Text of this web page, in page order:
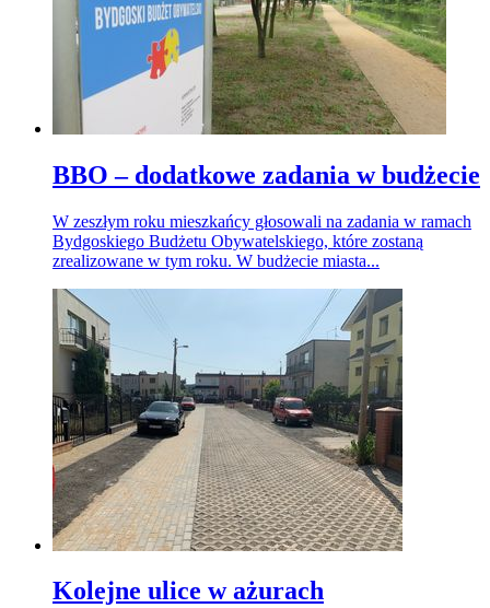
BBO – dodatkowe zadania w budżecie
W zeszłym roku mieszkańcy głosowali na zadania w ramach
Bydgoskiego Budżetu Obywatelskiego, które zostaną
zrealizowane w tym roku. W budżecie miasta...
Kolejne ulice w ażurach